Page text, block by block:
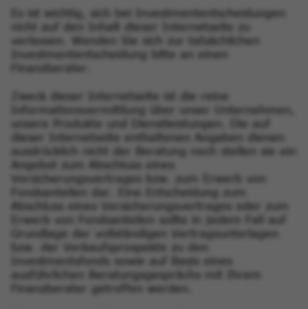
Es ist wichtig, sich bei Investmententscheidungen
nicht auf den Inhalt dieser Internetseite zu
verlassen. Wenden Sie sich zur tatsächlichen
Investmententscheidung bitte an einen
Finanzberater.
Zweck dieser Internetseite ist die reine
Informationsvermittlung über unser Unternehmen,
unsere Produkte und Dienstleistungen. Die auf
dieser Internetseite enthaltenen Angaben dienen
ausdrücklich nicht der Beratung noch stellen sie ein
Angebot zum Abschluss eines
Versicherungsvertrages bzw. zum Erwerb von
Fondsanteilen dar. Eine Entscheidung zum
Abschluss eines Versicherungsvertrages oder zum
Erwerb von Fondsanteilen sollte in jedem Fall auf
Grundlage der vollständigen Vertragsunterlagen
bzw. der Verkaufsprospekte zu den
Investmentsfonds sowie auf Basis eines
ausführlichen Beratungsgesprächs mit Ihrem
Finanzberater getroffen werden.